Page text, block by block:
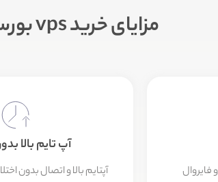
مزایای خرید vps بورس از vpsmarket
آپ تایم بالا
آپتایم بالا و اتصال بدون